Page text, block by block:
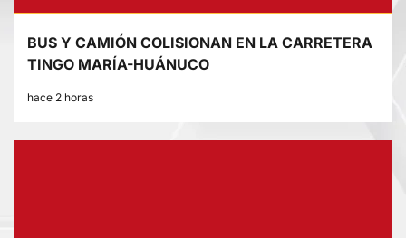
BUS Y CAMIÓN COLISIONAN EN LA CARRETERA
TINGO MARÍA-HUÁNUCO
hace 2 horas